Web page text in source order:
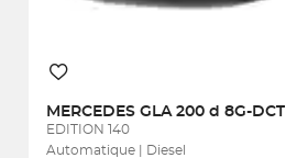
MERCEDES GLA 200 d 8G-DCT
EDITION 140
Automatique | Diesel